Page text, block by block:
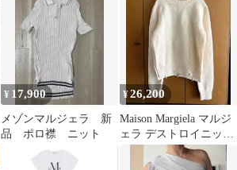
¥ 17,900
メゾンマルジェラ 新
品 ポロ襟 ニット
¥26,200
Maison Margiela マルジ
ェラ デストロイニット
ダメージ ニット